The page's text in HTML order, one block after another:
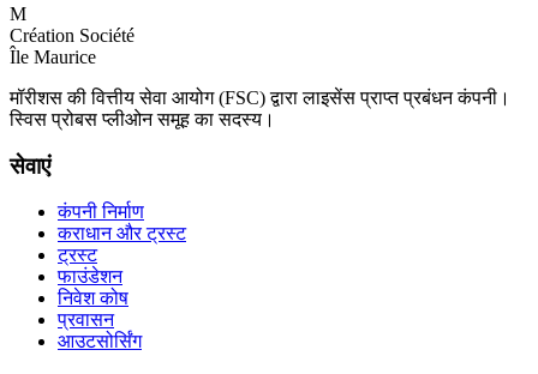
M
Création Société
Île Maurice
मॉरीशस की वित्तीय सेवा आयोग (FSC) द्वारा लाइसेंस प्राप्त प्रबंधन कंपनी।
स्विस प्रोबस प्लीओन समूह का सदस्य।
सेवाएं
कंपनी निर्माण
कराधान और ट्रस्ट
ट्रस्ट
फाउंडेशन
निवेश कोष
प्रवासन
आउटसोर्सिंग